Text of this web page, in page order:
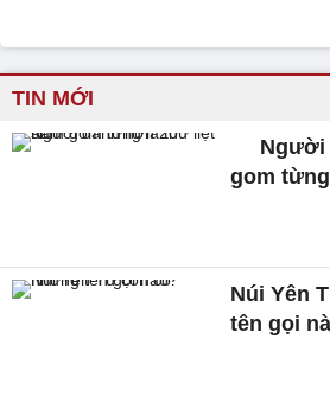
TIN MỚI
Người
gom
Núi Yên
tên gọi